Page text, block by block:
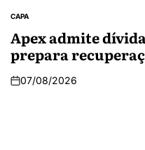
CAPA
Apex admite
prepara
07/08/2026